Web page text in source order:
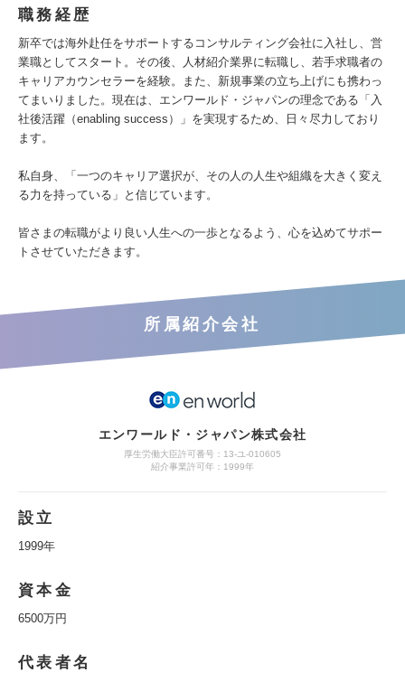
職務経歴
新卒では海外赴任をサポートするコンサルティング会社に入社し、営
業職としてスタート。その後、人材紹介業界に転職し、若手求職者の
キャリアカウンセラーを経験。また、新規事業の立ち上げにも携わっ
てまいりました。現在は、エンワールド・ジャパンの理念である「入
社後活躍（enabling success）」を実現するため、日々尽力しており
ます。
私自身、「一つのキャリア選択が、その人の人生や組織を大きく変え
る力を持っている」と信じています。
皆さまの転職がより良い人生への一歩となるよう、心を込めてサポー
トさせていただきます。
所属紹介会社
エンワールド・ジャパン株式会社
厚生労働大臣許可番号：13-ユ-010605
紹介事業許可年：1999年
設立
1999年
資本金
6500万円
代表者名